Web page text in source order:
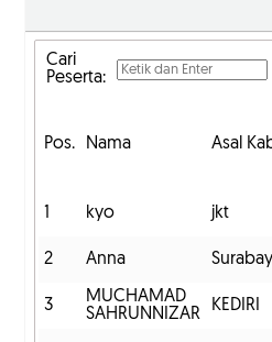
Cari
Peserta:
Pos. Nama Asal
1 kyo jkt
2 Anna
3
MUCHAMAD
SAHRUNNIZAR
KEDIRI